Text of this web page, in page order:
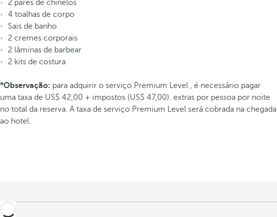
2 pares de chinelos
4 toalhas de corpo
Sais de banho
2 cremes corporais
2 lâminas de barbear
2 kits de costura
*Observação: para adquirir o serviço Premium Level , é necessário pagar
uma taxa de US$ 42,00 + impostos (US$ 47,00). extras por pessoa por noite
no total da reserva. A taxa de serviço Premium Level será cobrada na chegada
ao hotel.